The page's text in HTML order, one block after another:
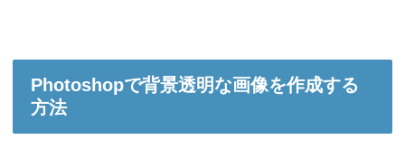
Photoshopで背景透明な画像を作成する
方法